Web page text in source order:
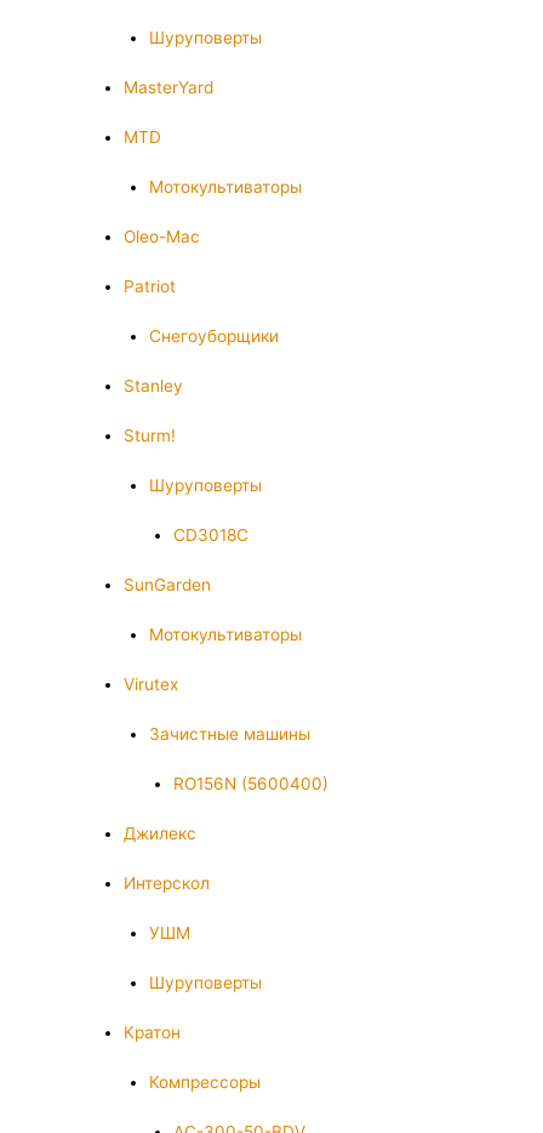
Шуруповерты
MasterYard
MTD
Мотокультиваторы
Oleo-Mac
Patriot
Снегоуборщики
Stanley
Sturm!
Шуруповерты
CD3018C
SunGarden
Мотокультиваторы
Virutex
Зачистные машины
RO156N (5600400)
Джилекс
Интерскол
УШМ
Шуруповерты
Кратон
Компрессоры